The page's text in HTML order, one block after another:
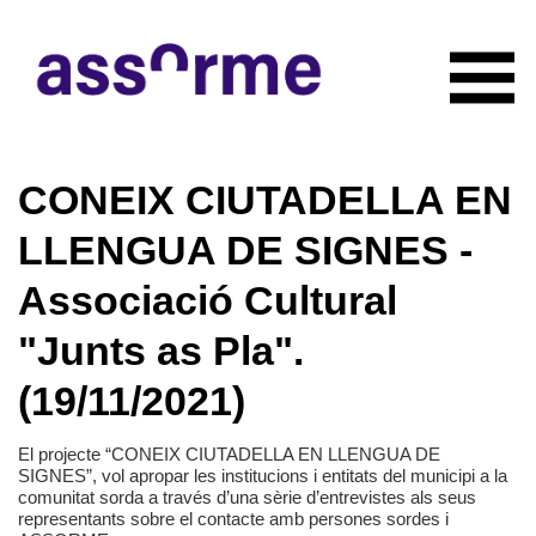
NOTICIAS
CONÓCENOS
Quiénes somos
Organigrama
Actividades
Documentación
RECURSOS
CONTACTO
HAZTE SOCIO
CONEIX CIUTADELLA EN
LLENGUA DE SIGNES -
Associació Cultural
"Junts as Pla".
(19/11/2021)
El projecte “CONEIX CIUTADELLA EN LLENGUA DE
SIGNES”, vol apropar les institucions i entitats del municipi a la
comunitat sorda a través d’una sèrie d’entrevistes als seus
representants sobre el contacte amb persones sordes i